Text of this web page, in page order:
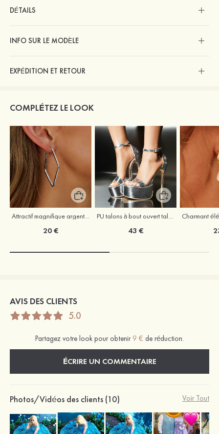
DÉTAILS
INFO SUR LE MODÈLE
EXPÉDITION ET RETOUR
COMPLÉTEZ LE LOOK
Attractif magnifique argent s925 zircon boucles d'oreilles
20 €
PU talons à bout ouvert talon stiletto outdoor fête et soirée bal occasion spéciale mariage chaussures
43 €
AVIS DES CLIENTS
5.0
Partagez votre look pour obtenir 9 € de réduction.
ÉCRIRE UN COMMENTAIRE
Photos/Vidéos des clients (10) Voir Tout